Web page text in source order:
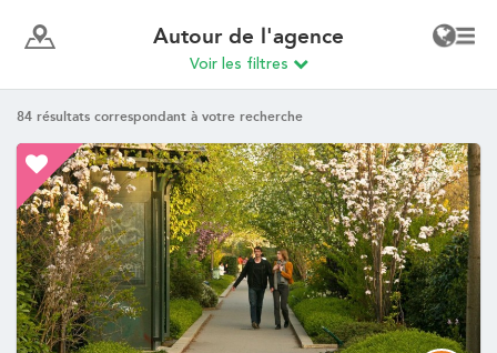
Autour de l'agence
Voir les filtres
84 résultats correspondant à votre recherche